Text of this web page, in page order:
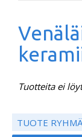
Tuotteita ei
TUOTE